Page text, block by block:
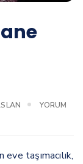
YORUM
taşımacılık,